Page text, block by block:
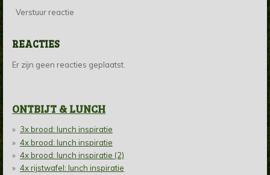
Verstuur reactie
REACTIES
Er zijn geen reacties geplaatst.
ONTBIJT & LUNCH
3x brood: lunch inspiratie
4x brood: lunch inspiratie
4x brood: lunch inspiratie (2)
4x rijstwafel: lunch inspiratie